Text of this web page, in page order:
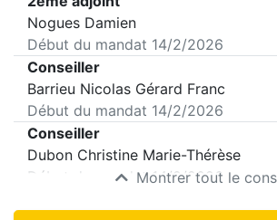
Nogues Damien
Début du mandat 14/2/2026
Conseiller
Barrieu Nicolas Gérard Franc
Début du mandat 14/2/2026
Conseiller
Dubon Christine Marie-Thérèse
Début du mandat14/2/2026
Montrer tout le